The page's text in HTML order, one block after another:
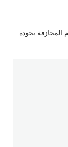
المجازفة بجودة